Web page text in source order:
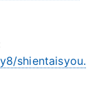
shientaisyou.